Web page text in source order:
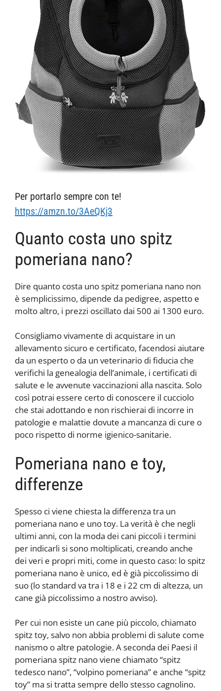
Per portarlo sempre con te!
https://amzn.to/3AeQKj3
Quanto costa uno spitz
pomeriana nano?
Dire quanto costa uno spitz pomeriana nano non
è semplicissimo, dipende da pedigree, aspetto e
molto altro, i prezzi oscillato dai 500 ai 1300 euro.
Consigliamo vivamente di acquistare in un
allevamento sicuro e certificato, facendosi aiutare
da un esperto o da un veterinario di fiducia che
verifichi la genealogia dell’animale, i certificati di
salute e le avvenute vaccinazioni alla nascita. Solo
così potrai essere certo di conoscere il cucciolo
che stai adottando e non rischierai di incorre in
patologie e malattie dovute a mancanza di cure o
poco rispetto di norme igienico-sanitarie.
Pomeriana nano e toy,
differenze
Spesso ci viene chiesta la differenza tra un
pomeriana nano e uno toy. La verità è che negli
ultimi anni, con la moda dei cani piccoli i termini
per indicarli si sono moltiplicati, creando anche
dei veri e propri miti, come in questo caso: lo spitz
pomeriana nano è unico, ed è già piccolissimo di
suo (lo standard va tra i 18 e i 22 cm di altezza, un
cane già piccolissimo a nostro avviso).
Per cui non esiste un cane più piccolo, chiamato
spitz toy, salvo non abbia problemi di salute come
nanismo o altre patologie. A seconda dei Paesi il
pomeriana spitz nano viene chiamato “spitz
tedesco nano”, “volpino pomeriana” e anche “spitz
toy” ma si tratta sempre dello stesso cagnolino.